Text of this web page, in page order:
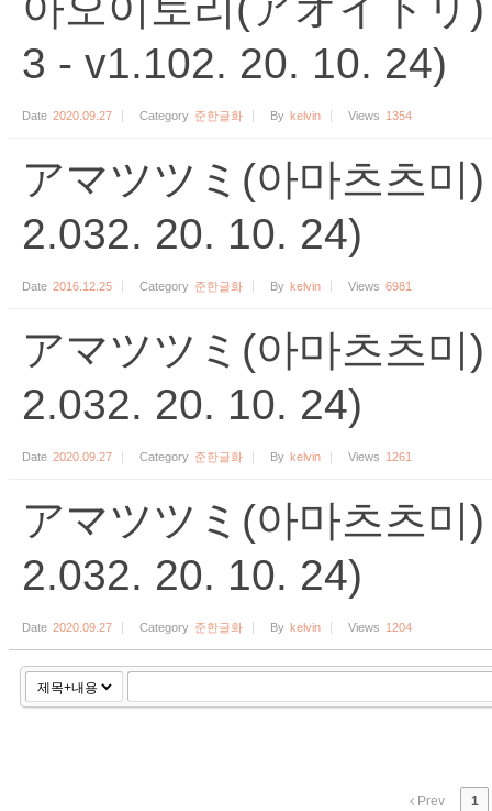
3 - v1.102. 20. 10. 24)
Date 2020.09.27 Category 준한글화 By kelvin Views 1354
アマツツミ(아마츠츠미
2.032. 20. 10. 24)
Date 2016.12.25 Category 준한글화 By kelvin Views 6981
アマツツミ(아마츠츠미
2.032. 20. 10. 24)
Date 2020.09.27 Category 준한글화 By kelvin Views 1261
アマツツミ(아마츠츠미
2.032. 20. 10. 24)
Date 2020.09.27 Category 준한글화 By kelvin Views 1204
Prev 1